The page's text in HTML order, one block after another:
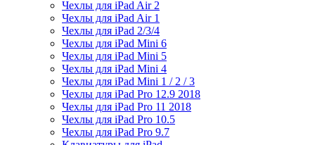
Чехлы для iPad Air 2
Чехлы для iPad Air 1
Чехлы для iPad 2/3/4
Чехлы для iPad Mini 6
Чехлы для iPad Mini 5
Чехлы для iPad Mini 4
Чехлы для iPad Mini 1 / 2 / 3
Чехлы для iPad Pro 12.9 2018
Чехлы для iPad Pro 11 2018
Чехлы для iPad Pro 10.5
Чехлы для iPad Pro 9.7